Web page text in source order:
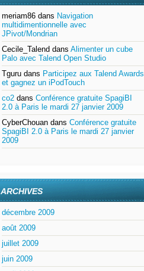
meriam86 dans Navigation
multidimentionnelle avec
JPivot/Mondrian
Cecile_Talend dans Alimenter un cube
Palo avec Talend Open Studio
Tguru dans Participez aux Talend Awards
et gagnez un iPodTouch
co2 dans Conférence gratuite SpagiBI
2.0 à Paris le mardi 27 janvier 2009
CyberChouan dans Conférence gratuite
SpagiBI 2.0 à Paris le mardi 27 janvier
2009
ARCHIVES
décembre 2009
août 2009
juillet 2009
juin 2009